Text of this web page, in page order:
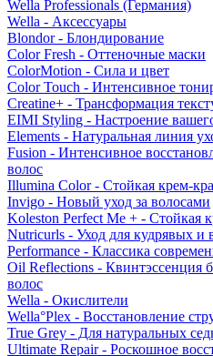
Wella Professionals (Германия)
Wella - Аксессуары
Blondor - Блондирование
Color Fresh - Оттеночные маски
ColorMotion - Сила и цвет
Color Touch - Интенсивное
Creatine+ - Трансформация
EIMI Styling - Настроение
Elements - Натуральная линия
Fusion - Интенсивное
волос
Illumina Color - Стойкая крем-
Invigo - Новый уход за волосами
Koleston Perfect Me + - Стойкая
Nutricurls - Уход для кудрявых и
Performance - Классика
Oil Reflections - Квинтэссенция
волос
Wella - Окислители
Wella°Plex - Восстановление
True Grey - Для натуральных
Ultimate Repair - Роскошное